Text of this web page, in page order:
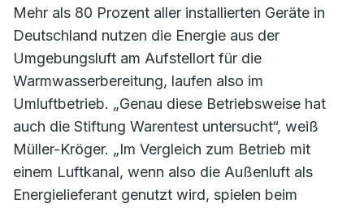
Mehr als 80 Prozent aller installierten Geräte in
Deutschland nutzen die Energie aus der
Umgebungsluft am Aufstellort für die
Warmwasserbereitung, laufen also im
Umluftbetrieb. „Genau diese Betriebsweise hat
auch die Stiftung Warentest untersucht“, weiß
Müller-Kröger. „Im Vergleich zum Betrieb mit
einem Luftkanal, wenn also die Außenluft als
Energielieferant genutzt wird, spielen beim